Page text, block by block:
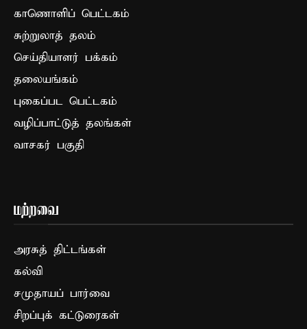
காணொளிப் பெட்டகம்
சுற்றுலாத் தலம்
செய்தியாளர் பக்கம்
தலையங்கம்
புகைப்பட பெட்டகம்
வழிப்பாட்டுத் தலங்கள்
வாசகர் பகுதி
மற்றவை
அரசுத் திட்டங்கள்
கல்வி
சமுதாயப் பார்வை
சிறப்புக் கட்டுரைகள்